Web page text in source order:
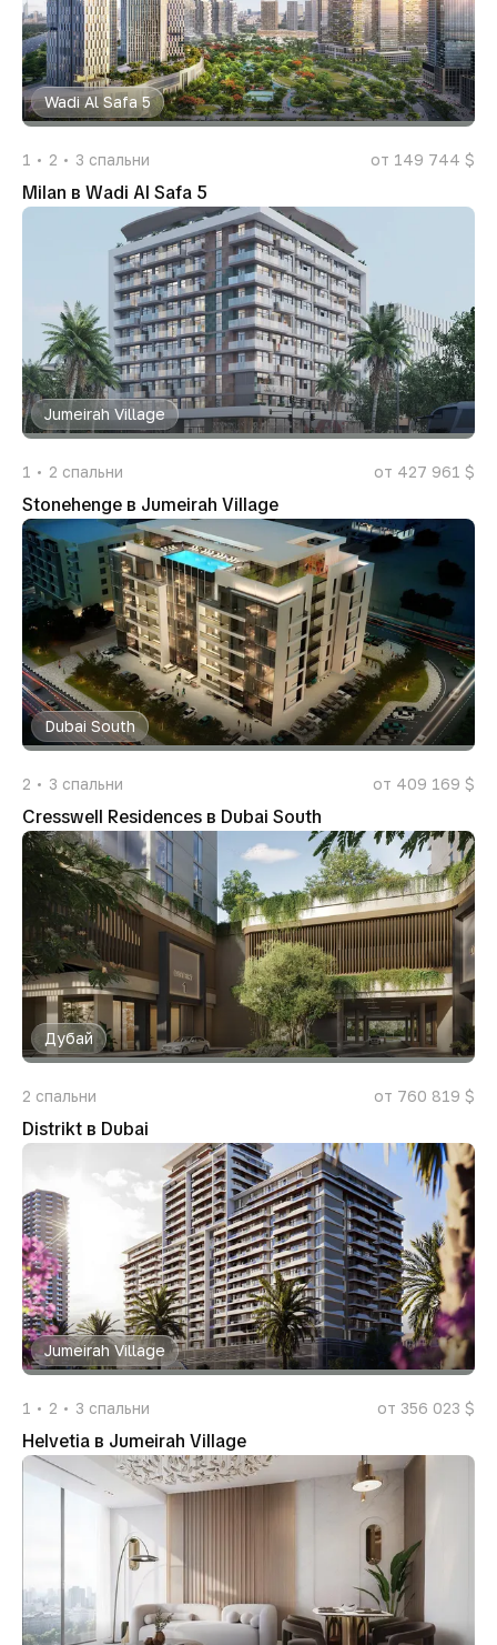
Wadi Al Safa 5
1 2 3 спальни от 149 744 $
Milan в Wadi Al Safa 5
Jumeirah Village
1 2 спальни от 427 961 $
Stonehenge в Jumeirah Village
Dubai South
2 3 спальни от 409 169 $
Cresswell Residences в Dubai South
Дубай
2 спальни от 760 819 $
Distrikt в Dubai
Jumeirah Village
1 2 3 спальни от 356 023 $
Helvetia в Jumeirah Village